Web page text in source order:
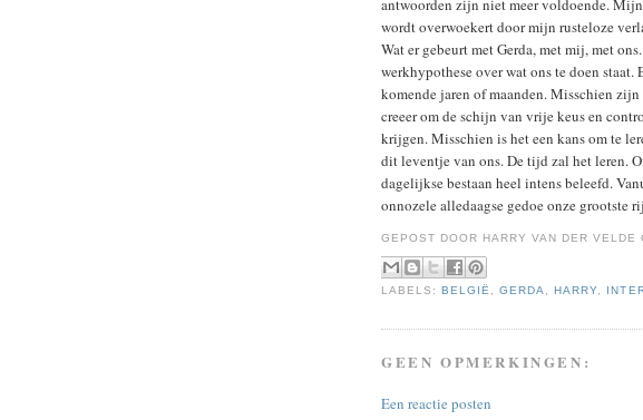
antwoorden zijn niet meer voldoende.
wordt overwoekert door mijn rusteloze
Wat er gebeurt met Gerda, met mij, met
werkhypothese over wat ons te doen staat.
komende jaren of maanden. Misschien
creeer om de schijn van vrije keus en
krijgen. Misschien is het een kans om te
dit leventje van ons. De tijd zal het leren.
dagelijkse bestaan heel intens beleefd.
onnozele alledaagse gedoe onze grootste
GEPOST DOOR HARRY VAN DER VELDE
LABELS:BELGIË ,GERDA ,HARRY
GEEN OPMERKINGEN:
Een reactie posten